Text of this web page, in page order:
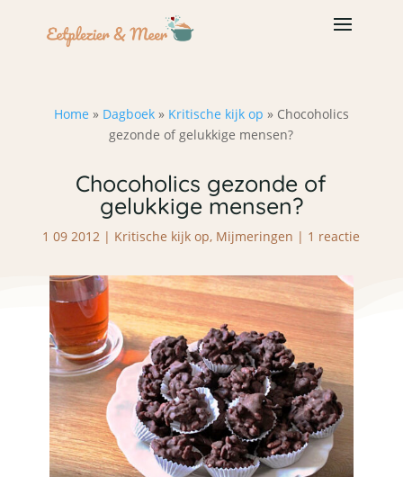
Home » Dagboek» Kritische kijk op » Chocoholics
gezonde of gelukkige mensen?
Chocoholics gezonde of
gelukkige mensen?
1 09 2012 | Kritische kijk op, Mijmeringen | 1 reactie